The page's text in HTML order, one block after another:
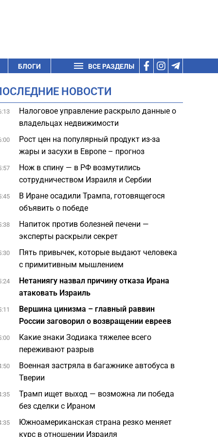
БЛОГИ ВСЕ РАЗДЕЛЫ
НОВОСТИ
Налоговое управление раскрыло данные о
владельцах недвижимости
Рост цен на популярный продукт из-за
жары и засухи в Европе – прогноз
Нож в спину — в РФ возмутились
сотрудничеством Израиля и Сербии
В Иране осадили Трампа, готовящегося
объявить о победе
Напиток против болезней печени —
эксперты раскрыли секрет
Пять привычек, которые выдают человека
с примитивным мышлением
Нетаниягу назвал причину отказа Ирана
атаковать Израиль
Вершина цинизма – главный раввин
России заговорил о возвращении евреев
Какие знаки Зодиака тяжелее всего
переживают разрыв
Военная застряла в багажнике автобуса в
Тверии
Трамп ищет выход — возможна ли победа
без сделки с Ираном
Южноамериканская страна резко меняет
курс в отношении Израиля